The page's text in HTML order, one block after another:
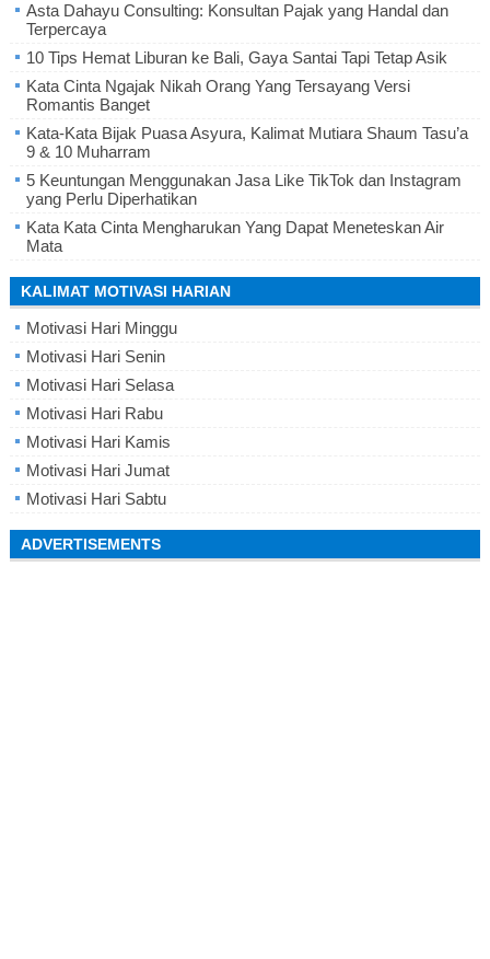
Asta Dahayu Consulting: Konsultan Pajak yang Handal dan
Terpercaya
10 Tips Hemat Liburan ke Bali, Gaya Santai Tapi Tetap Asik
Kata Cinta Ngajak Nikah Orang Yang Tersayang Versi
Romantis Banget
Kata-Kata Bijak Puasa Asyura, Kalimat Mutiara Shaum Tasu’a
9 & 10 Muharram
5 Keuntungan Menggunakan Jasa Like TikTok dan Instagram
yang Perlu Diperhatikan
Kata Kata Cinta Mengharukan Yang Dapat Meneteskan Air
Mata
KALIMAT MOTIVASI HARIAN
Motivasi Hari Minggu
Motivasi Hari Senin
Motivasi Hari Selasa
Motivasi Hari Rabu
Motivasi Hari Kamis
Motivasi Hari Jumat
Motivasi Hari Sabtu
ADVERTISEMENTS